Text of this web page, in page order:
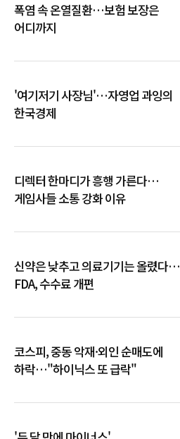
폭염 속 온열질환…보험 보장은
어디까지
'여기저기 사장님'…자영업 과잉의
한국경제
디렉터 한마디가 흥행 가른다…
게임사들 소통 강화 이유
신약은 낮추고 의료기기는 올렸다…
FDA, 수수료 개편
코스피, 중동 악재·외인 순매도에
하락…"하이닉스 또 급락"